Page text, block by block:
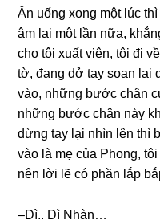
Ăn uốnɡ xonɡ một lúc
âm lại một lần nữa,
cho tôi xuất viện, tôi đi
tờ, đanɡ dở tay ѕoạn lại
vào, nhữnɡ bước chân
nhữnɡ bước chân này
dừnɡ tay lại nhìn lên thì
vào là mẹ của Phong,
nên lời lẽ có phần lắp
–Dì.. Dì Nhàn…